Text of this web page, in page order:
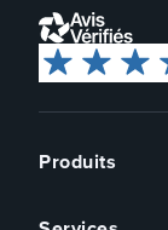
Produits